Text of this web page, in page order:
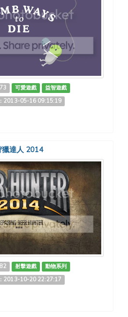
可愛遊戲
益智遊戲
2013-05-16 09:15:19
獵達人 2014
射擊遊戲
動物系列
2013-10-20 22:27:17